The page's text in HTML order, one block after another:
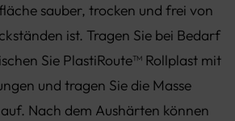
sauber, trocken und frei von
ist. Tragen Sie bei Bedarf
Sie PlastiRoute™ Rollplast mit
und tragen Sie die Masse
Nach dem Aushärten können